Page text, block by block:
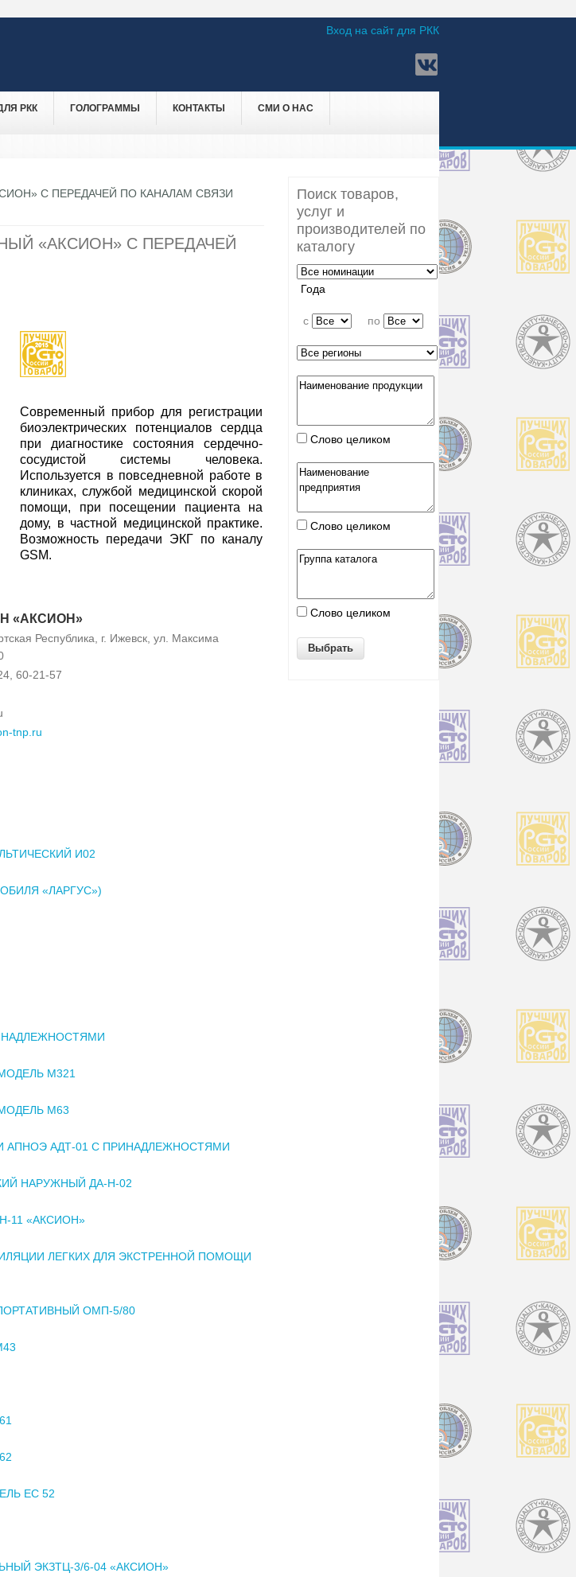
Вход на сайт для РКК
РКК ГОЛОГРАММЫ КОНТАКТЫ СМИ О НАС
С ПЕРЕДАЧЕЙ ПО КАНАЛАМ СВЯЗИ
«АКСИОН» С ПЕРЕДАЧЕЙ
Современный прибор для регистрации
биоэлектрических потенциалов сердца
при диагностике состояния сердечно-
сосудистой системы человека.
Используется в повседневной работе в
клиниках, службой медицинской скорой
помощи, при посещении пациента на
дому, в частной медицинской практике.
Возможность передачи ЭКГ по каналу
GSM.
«АКСИОН»
Республика, г. Ижевск, ул. Максима
60-21-57
tnp.ru
И02
«ЛАРГУС»)
М321
М63
АПНОЭ АДТ-01 С ПРИНАДЛЕЖНОСТЯМИ
НАРУЖНЫЙ ДА-Н-02
11 «АКСИОН»
ЛЕГКИХ ДЛЯ ЭКСТРЕННОЙ ПОМОЩИ
ОМП-5/80
ЕС 52
ЭКЗТЦ-3/6-04 «АКСИОН»
Поиск товаров,
услуг и
производителей по
каталогу
Года
c по
Слово целиком
Слово целиком
Слово целиком